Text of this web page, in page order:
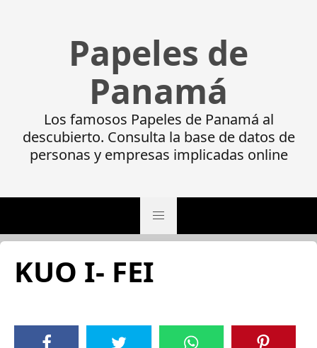
Papeles de
Panamá
Los famosos Papeles de Panamá al
descubierto. Consulta la base de datos de
personas y empresas implicadas online
KUO I- FEI